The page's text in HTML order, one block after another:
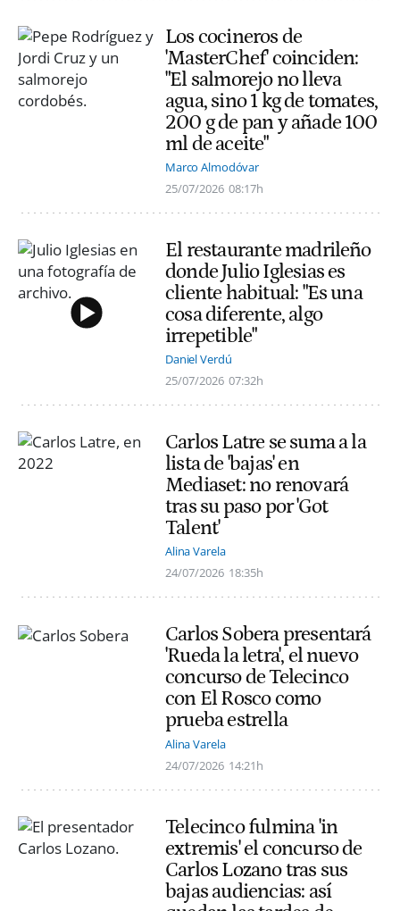
Los cocineros de
'MasterChef' coinciden:
"El salmorejo no lleva
agua, sino 1 kg de tomates,
200 g de pan y añade 100
ml de aceite"
Marco Almodóvar
25/07/2026 08:17h
El restaurante madrileño
donde Julio Iglesias es
cliente habitual: "Es una
cosa diferente, algo
irrepetible"
Daniel Verdú
25/07/2026 07:32h
Carlos Latre se suma a la
lista de 'bajas' en
Mediaset: no renovará
tras su paso por 'Got
Talent'
Alina Varela
24/07/2026 18:35h
Carlos Sobera presentará
'Rueda la letra', el nuevo
concurso de Telecinco
con El Rosco como
prueba estrella
Alina Varela
24/07/2026 14:21h
Telecinco fulmina 'in
extremis' el concurso de
Carlos Lozano tras sus
bajas audiencias: así